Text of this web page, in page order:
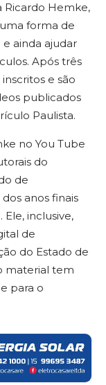
Ricardo Hemke,
forma de
ainda ajudar
Após três
e são
publicados
Paulista.
no You Tube
do
de
anos finais
Ele, inclusive,
de
do Estado de
material tem
para o